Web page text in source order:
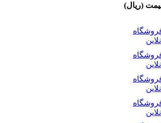
(ریال)
آنلاین
آنلاین
آنلاین
آنلاین